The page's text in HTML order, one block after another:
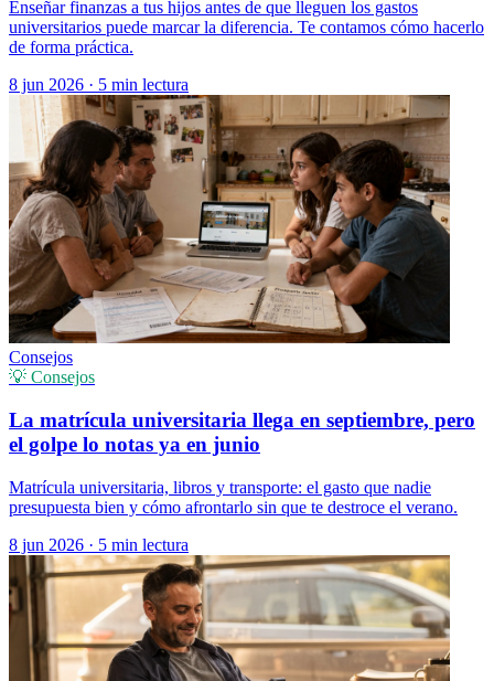
Enseñar finanzas a tus hijos antes de que lleguen los gastos
universitarios puede marcar la diferencia. Te contamos cómo hacerlo
de forma práctica.
8 jun 2026 · 5 min lectura
Consejos
💡 Consejos
La matrícula universitaria llega en septiembre, pero
el golpe lo notas ya en junio
Matrícula universitaria, libros y transporte: el gasto que nadie
presupuesta bien y cómo afrontarlo sin que te destroce el verano.
8 jun 2026 · 5 min lectura